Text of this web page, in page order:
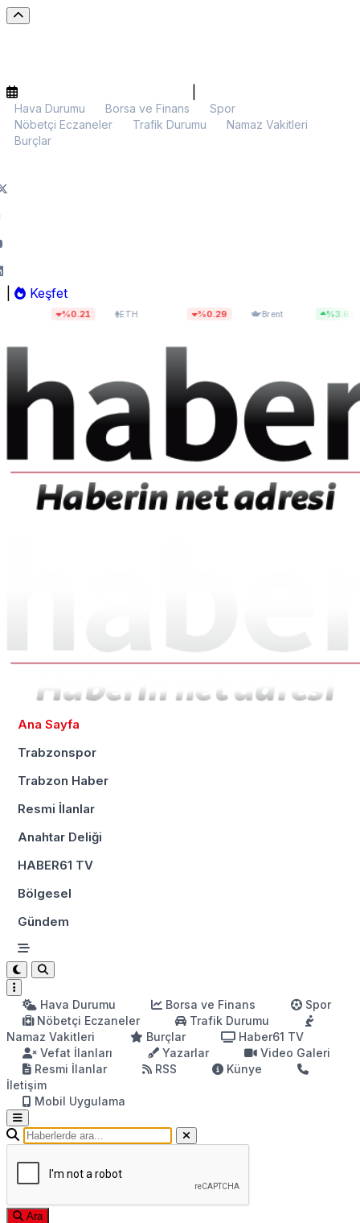
Hava Durumu Borsa ve Finans
Spor
Nöbetçi Eczaneler
Trafik Durumu
Namaz Vakitleri
Burçlar
Keşfet
ETH $1.908,20 Brent $82,32 %3.61 BIST
Ana Sayfa
Trabzonspor
Trabzon Haber
Resmi İlanlar
Anahtar Deliği
HABER61 TV
Bölgesel
Gündem
Hava Durumu Borsa ve Finans
Spor
Nöbetçi Eczaneler
Trafik Durumu
Namaz Vakitleri
Burçlar
Haber61 TV
Vefat İlanları
Yazarlar
Video Galeri
Resmi İlanlar
RSS
Künye
İletişim
Mobil Uygulama
Ara